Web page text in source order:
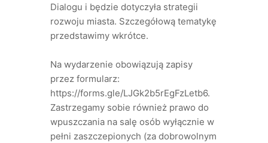
Dialogu i będzie dotyczyła strategii
rozwoju miasta. Szczegółową tematykę
przedstawimy wkrótce.
Na wydarzenie obowiązują zapisy
przez formularz:
https://forms.gle/LJGk2b5rEgFzLetb6.
Zastrzegamy sobie również prawo do
wpuszczania na salę osób wyłącznie w
pełni zaszczepionych (za dobrowolnym